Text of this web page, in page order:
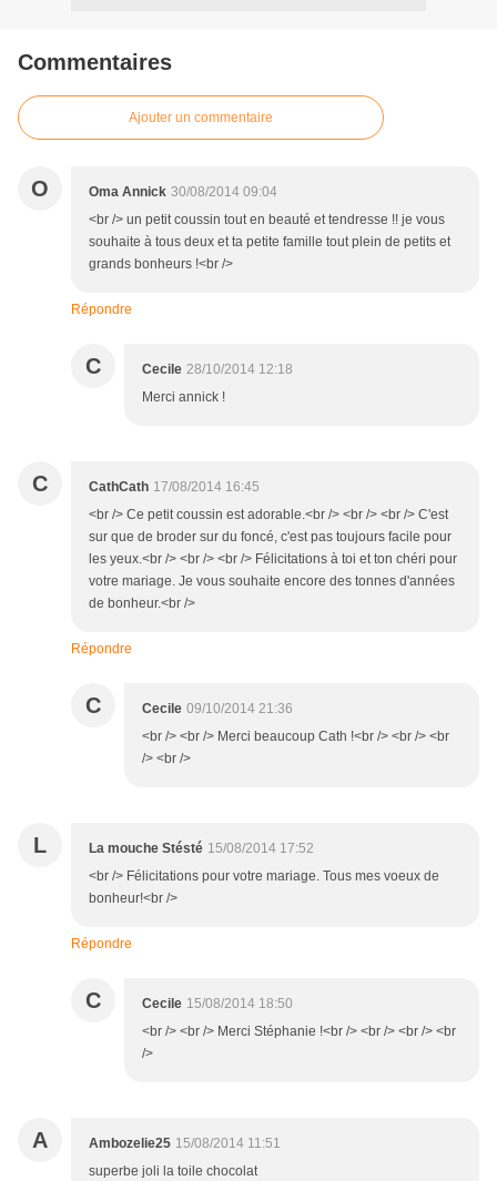
Commentaires
Ajouter un commentaire
O Oma Annick 30/08/2014 09:04
<br /> un petit coussin tout en beauté et tendresse !! je vous
souhaite à tous deux et ta petite famille tout plein de petits et
grands bonheurs !<br />
Répondre
C Cecile 28/10/2014 12:18
Merci annick !
C CathCath 17/08/2014 16:45
<br /> Ce petit coussin est adorable.<br /> <br /> <br /> C'est
sur que de broder sur du foncé, c'est pas toujours facile pour
les yeux.<br /> <br /> <br /> Félicitations à toi et ton chéri pour
votre mariage. Je vous souhaite encore des tonnes d'années
de bonheur.<br />
Répondre
C Cecile 09/10/2014 21:36
<br /> <br /> Merci beaucoup Cath !<br /> <br /> <br
/> <br />
L La mouche Stésté 15/08/2014 17:52
<br /> Félicitations pour votre mariage. Tous mes voeux de
bonheur!<br />
Répondre
C Cecile 15/08/2014 18:50
<br /> <br /> Merci Stéphanie !<br /> <br /> <br /> <br
/>
A Ambozelie25 15/08/2014 11:51
superbe joli la toile chocolat